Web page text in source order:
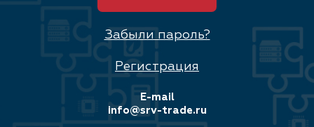
Забыли пароль?
Регистрация
E-mail
info@srv-trade.ru